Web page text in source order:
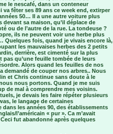
le nescafé, dans un conteneur
fêter ses 89 ans ce week end, extirper
50… Il a une autre voiture plus
sa maison, qu’il déplace de
ou de l’autre de la rue. La tondeuse ?
ils ne peuvent voir une herbe plus
Quelques fois, quand je vivais encore là,
les mauvaises herbes des 2 petits
derrière, est cimenté sur la plus
qu’une feuille tombée de leurs
Alors quand les feuilles de nos
demandé de couper nos arbres.. Nous
et Chris continue sans doute à le
nous portons. Quand je me suis
de mal à comprendre mes voisins.
je devais les faire répéter plusieurs
le langage de certaines
les années 90, des établissements
l’américain « pur ». Ca m’avait
fut abandonné après quelques